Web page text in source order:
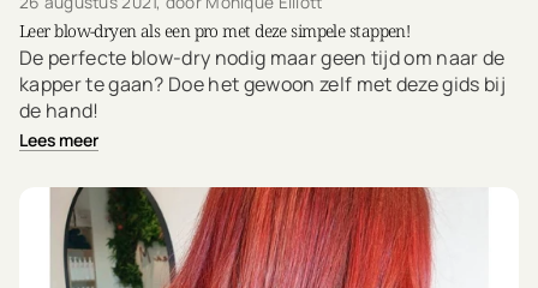
Leer blow-dryen als een pro met deze simpele stappen!
De perfecte blow-dry nodig maar geen tijd om naar de
kapper te gaan? Doe het gewoon zelf met deze gids bij
de hand!
Lees meer